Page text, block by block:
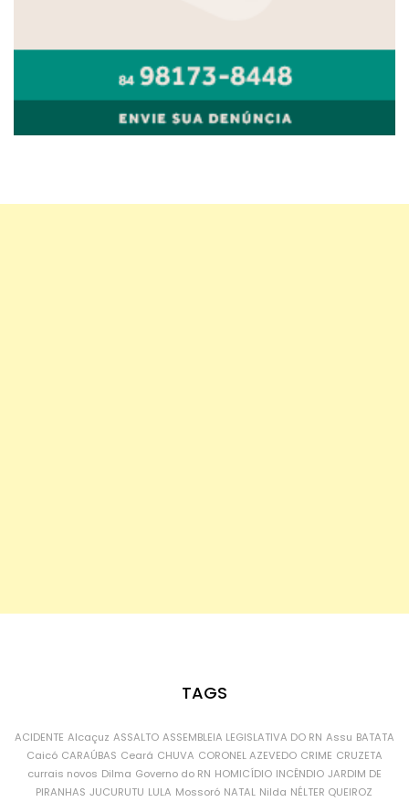
TAGS
ACIDENTE Alcaçuz ASSALTO ASSEMBLEIA LEGISLATIVA DO RN Assu BATATA
Caicó CARAÚBAS Ceará CHUVA CORONEL AZEVEDO CRIME CRUZETA
currais novos Dilma Governo do RN HOMICÍDIO INCÊNDIO JARDIM DE
PIRANHAS JUCURUTU LULA Mossoró NATAL Nilda NÉLTER QUEIROZ